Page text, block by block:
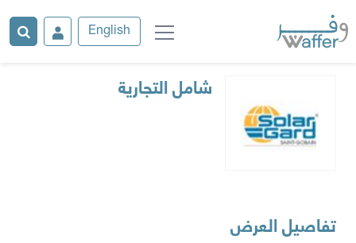
English
شامل التجارية
تفاصيل العرض